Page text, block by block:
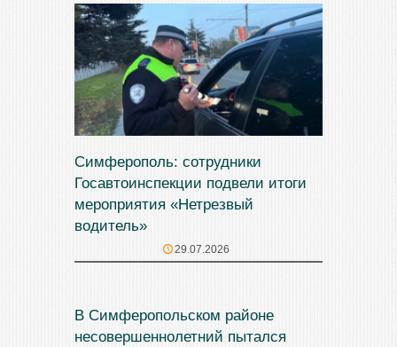
Симферополь: сотрудники
Госавтоинспекции подвели итоги
мероприятия «Нетрезвый
водитель»
29.07.2026
В Симферопольском районе
несовершеннолетний пытался